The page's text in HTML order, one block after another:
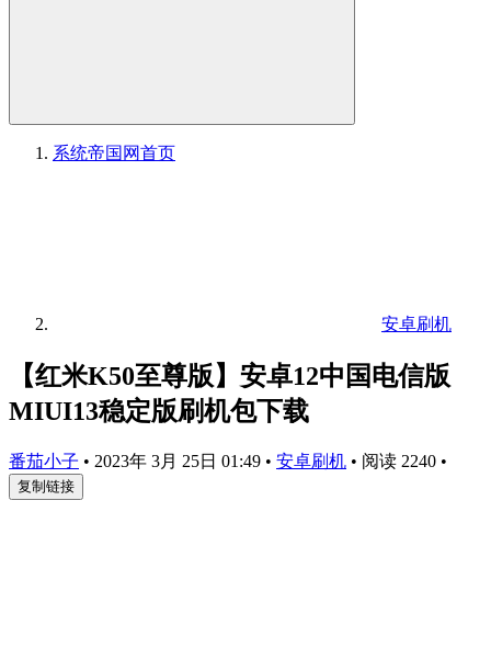
系统帝国网首页
安卓刷机
【红米K50至尊版】安卓12中国电信版
MIUI13稳定版刷机包下载
番茄小子 • 2023年 3月 25日 01:49 • 安卓刷机 • 阅读 2240 •
复制链接